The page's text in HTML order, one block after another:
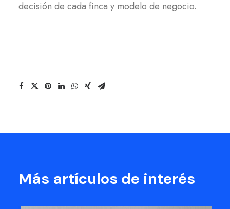
decisión de cada finca y modelo de negocio.
Más artículos de interés